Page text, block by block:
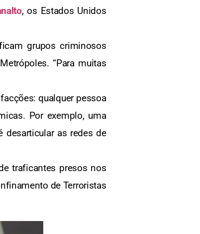
, os Estados Unidos
grupos criminosos
“Para muitas
qualquer pessoa
Por exemplo, uma
desarticular as redes de
traficantes presos nos
de Terroristas